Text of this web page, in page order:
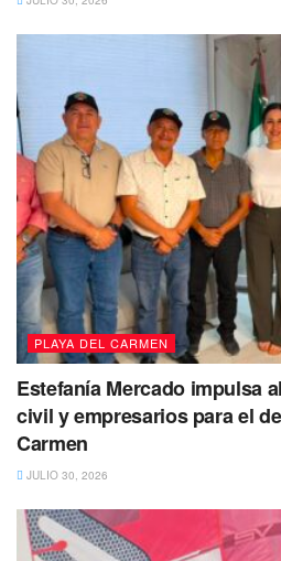
De acuerdo a lo señalado por
gasolinera se encuentra atrás
Sindicato de Taxistas, en la
Terminal Foránea.
Te puede interesar Leer
PLAYA DEL CARMEN
Estefanía Mercado impulsa
civil y empresarios para el
Carmen
JULIO 30, 2026